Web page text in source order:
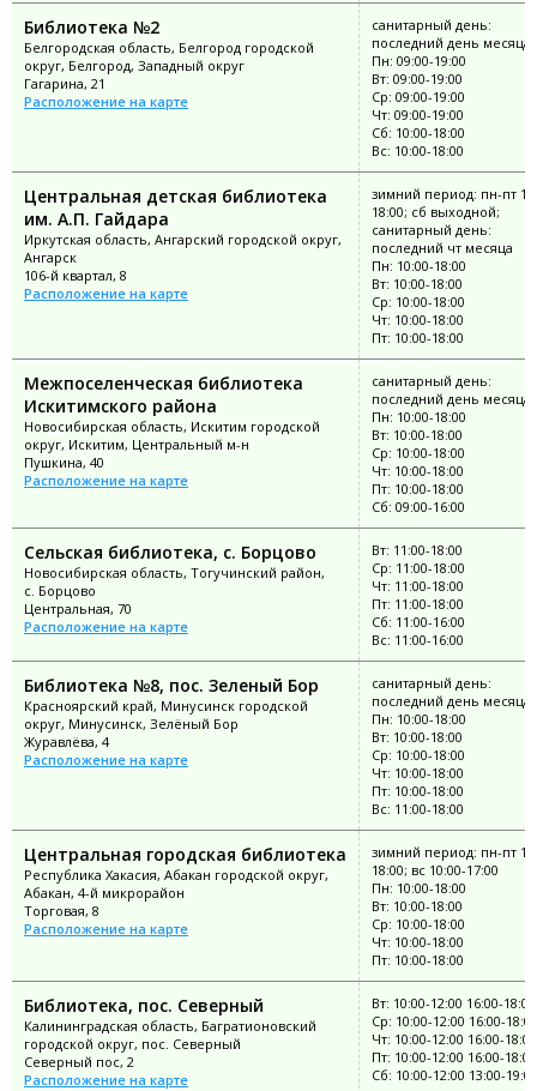
Библиотека №2
Белгородская область, Белгород городской
округ, Белгород, Западный округ
Гагарина, 21
Расположение на карте
санитарный день:
последний день месяца
Пн: 09:00-19:00
Вт: 09:00-19:00
Ср: 09:00-19:00
Чт: 09:00-19:00
Сб: 10:00-18:00
Вс: 10:00-18:00
Центральная детская библиотека
им. А.П. Гайдара
Иркутская область, Ангарский городской округ,
Ангарск
106-й квартал, 8
Расположение на карте
зимний период: пн-пт
18:00; сб выходной;
санитарный день:
последний чт месяца
Пн: 10:00-18:00
Вт: 10:00-18:00
Ср: 10:00-18:00
Чт: 10:00-18:00
Пт: 10:00-18:00
Межпоселенческая библиотека
Искитимского района
Новосибирская область, Искитим городской
округ, Искитим, Центральный м-н
Пушкина, 40
Расположение на карте
санитарный день:
последний день месяца;
Пн: 10:00-18:00
Вт: 10:00-18:00
Ср: 10:00-18:00
Чт: 10:00-18:00
Пт: 10:00-18:00
Сб: 09:00-16:00
Сельская библиотека, с. Борцово
Новосибирская область, Тогучинский район,
с. Борцово
Центральная, 70
Расположение на карте
Вт: 11:00-18:00
Ср: 11:00-18:00
Чт: 11:00-18:00
Пт: 11:00-18:00
Сб: 11:00-16:00
Вс: 11:00-16:00
Библиотека №8, пос. Зеленый Бор
Красноярский край, Минусинск городской
округ, Минусинск, Зелёный Бор
Журавлёва, 4
Расположение на карте
санитарный день:
последний день месяца
Пн: 10:00-18:00
Вт: 10:00-18:00
Ср: 10:00-18:00
Чт: 10:00-18:00
Пт: 10:00-18:00
Вс: 11:00-18:00
Центральная городская библиотека
Республика Хакасия, Абакан городской округ,
Абакан, 4-й микрорайон
Торговая, 8
Расположение на карте
зимний период: пн-пт
18:00; вс 10:00-17:00
Пн: 10:00-18:00
Вт: 10:00-18:00
Ср: 10:00-18:00
Чт: 10:00-18:00
Пт: 10:00-18:00
Библиотека, пос. Северный
Калининградская область, Багратионовский
городской округ, пос. Северный
Северный пос, 2
Расположение на карте
Вт: 10:00-12:00 16:00-18:00
Ср: 10:00-12:00 16:00-18:00
Чт: 10:00-12:00 16:00-18:00
Пт: 10:00-12:00 16:00-18:00
Сб: 10:00-12:00 13:00-19:00